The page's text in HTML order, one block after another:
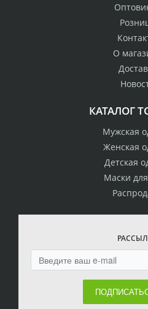
О
КАТАЛОГ
Мужская
Женская
Детская
Маски